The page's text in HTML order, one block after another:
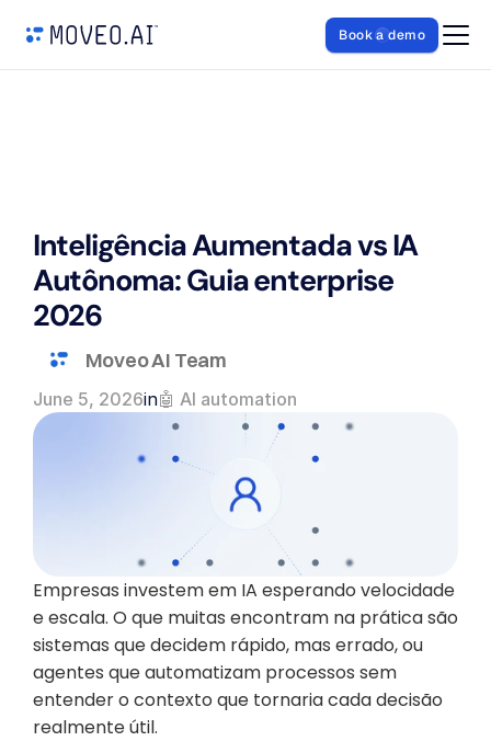
Book a demo
Inteligência Aumentada vs IA
Autônoma: Guia enterprise
2026
Moveo AI Team
June 5, 2026in🤖 AI automation
Empresas investem em IA esperando velocidade
e escala. O que muitas encontram na prática são
sistemas que decidem rápido, mas errado, ou
agentes que automatizam processos sem
entender o contexto que tornaria cada decisão
realmente útil.